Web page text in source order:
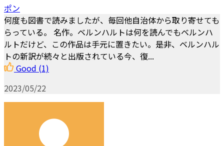
ポン
何度も図書で読みましたが、毎回他自治体から取り寄せても
らっている。 名作。ベルンハルトは何を読んでもベルンハ
ルトだけど、この作品は手元に置きたい。是非、ベルンハル
トの新訳が続々と出版されている今、復...
Good (1)
2023/05/22